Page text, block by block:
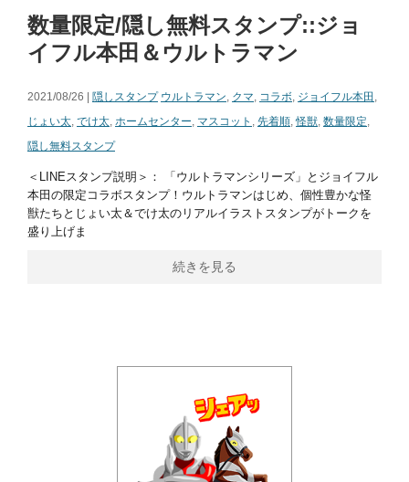
数量限定/隠し無料スタンプ::ジョ
イフル本田＆ウルトラマン
2021/08/26 | 隠しスタンプ ウルトラマン, クマ, コラボ, ジョイフル本田 ,
じょい太, でけ太, ホームセンター, マスコット , 先着順,怪獣, 数量限定,
隠し無料スタンプ
＜LINEスタンプ説明＞： 「ウルトラマンシリーズ」とジョイフル
本田の限定コラボスタンプ！ウルトラマンはじめ、個性豊かな怪
獣たちとじょい太＆でけ太のリアルイラストスタンプがトークを
盛り上げま
続きを見る